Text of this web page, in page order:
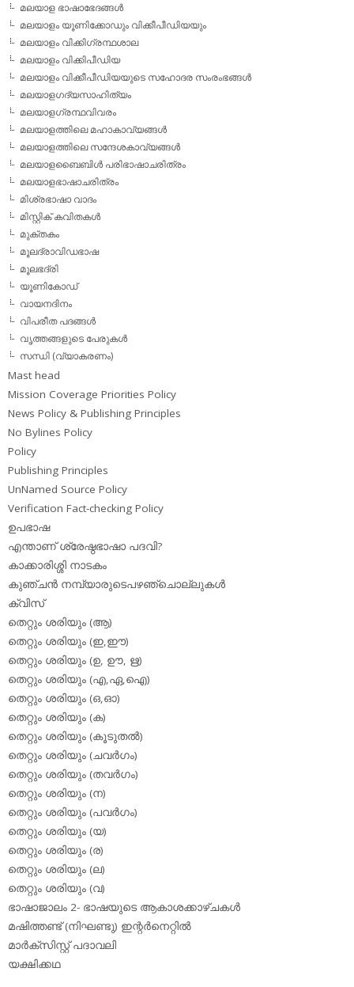
മലയാള ഭാഷാഭേദങ്ങള്‍
മലയാളം യൂണിക്കോഡും വിക്കീപീഡിയയും
മലയാളം വിക്കിഗ്രന്ഥശാല
മലയാളം വിക്കിപീഡിയ
മലയാളം വിക്കീപീഡിയയുടെ സഹോദര സംരംഭങ്ങള്‍
മലയാളഗദ്യസാഹിത്യം
മലയാളഗ്രന്ഥവിവരം
മലയാളത്തിലെ മഹാകാവ്യങ്ങള്‍
മലയാളത്തിലെ സന്ദേശകാവ്യങ്ങള്‍
മലയാളബൈബിള്‍ പരിഭാഷാചരിത്രം
മലയാളഭാഷാചരിത്രം
മിശ്രഭാഷാ വാദം
മിസ്റ്റിക് കവിതകള്‍
മുക്തകം
മൂലദ്രാവിഡഭാഷ
മൂലഭദ്രി
യൂണികോഡ്
വായനദിനം
വിപരീത പദങ്ങള്‍
വൃത്തങ്ങളുടെ പേരുകള്‍
സന്ധി (വ്യാകരണം)
Mast head
Mission Coverage Priorities Policy
News Policy & Publishing Principles
No Bylines Policy
Policy
Publishing Principles
UnNamed Source Policy
Verification Fact-checking Policy
ഉപഭാഷ
എന്താണ് ശ്രേഷ്ഠഭാഷാ പദവി?
കാക്കാരിശ്ശി നാടകം
കുഞ്ചന്‍ നമ്പ്യാരുടെപഴഞ്ചൊല്ലുകള്‍
ക്വിസ്
തെറ്റും ശരിയും (ആ)
തെറ്റും ശരിയും (ഇ,ഈ)
തെറ്റും ശരിയും (ഉ, ഊ, ഋ)
തെറ്റും ശരിയും (എ,ഏ,ഐ)
തെറ്റും ശരിയും (ഒ,ഓ)
തെറ്റും ശരിയും (ക)
തെറ്റും ശരിയും (കൂടുതല്‍)
തെറ്റും ശരിയും (ചവര്‍ഗം)
തെറ്റും ശരിയും (തവര്‍ഗം)
തെറ്റും ശരിയും (ന)
തെറ്റും ശരിയും (പവര്‍ഗം)
തെറ്റും ശരിയും (യ)
തെറ്റും ശരിയും (ര)
തെറ്റും ശരിയും (ല)
തെറ്റും ശരിയും (വ)
ഭാഷാജാലം 2- ഭാഷയുടെ ആകാശക്കാഴ്ചകള്‍
മഷിത്തണ്ട് (നിഘണ്ടു) ഇന്റര്‍നെറ്റില്‍
മാര്‍ക്‌സിസ്റ്റ് പദാവലി
യക്ഷിക്കഥ